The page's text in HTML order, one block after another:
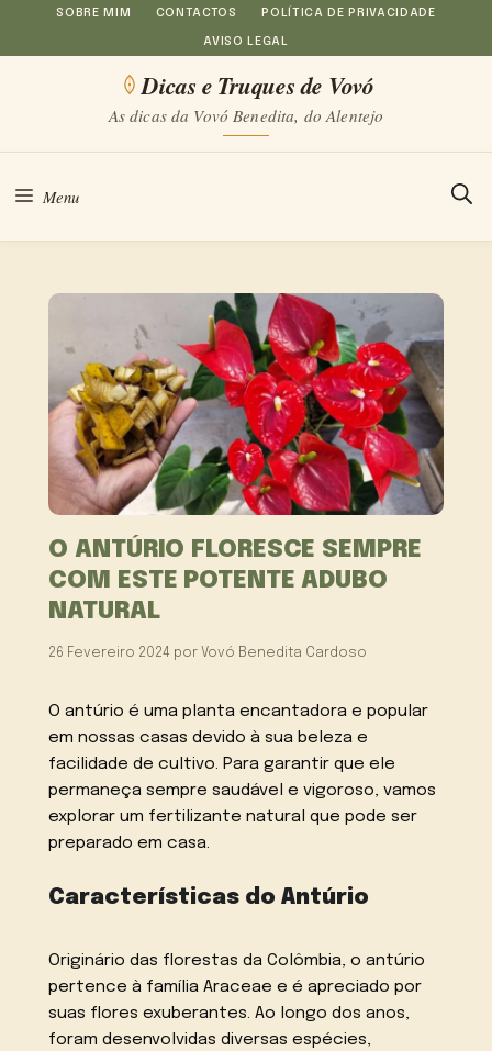
Saltar
para
conteúdo
SOBRE MIM CONTACTOS POLÍTICA DE PRIVACIDADE
AVISO LEGAL
Dicas e Truques de Vovó
As dicas da Vovó Benedita, do Alentejo
Menu
O ANTÚRIO FLORESCE SEMPRE
COM ESTE POTENTE ADUBO
NATURAL
26 Fevereiro 2024 por Vovó Benedita Cardoso
O antúrio é uma planta encantadora e popular
em nossas casas devido à sua beleza e
facilidade de cultivo. Para garantir que ele
permaneça sempre saudável e vigoroso, vamos
explorar um fertilizante natural que pode ser
preparado em casa.
Características do Antúrio
Originário das florestas da Colômbia, o antúrio
pertence à família Araceae e é apreciado por
suas flores exuberantes. Ao longo dos anos,
foram desenvolvidas diversas espécies,